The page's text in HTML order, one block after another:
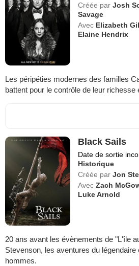
Créée par Josh
Savage
Avec Elizabeth
Elaine Hendrix
Les péripéties modernes des familles
battent pour le contrôle de leur richesse
Black Sails
Date de sortie
Historique
Créée par Jon
Avec Zach
Luke Arnold
20 ans avant les évènements de "L'île
Stevenson, les aventures du légendaire
hommes.